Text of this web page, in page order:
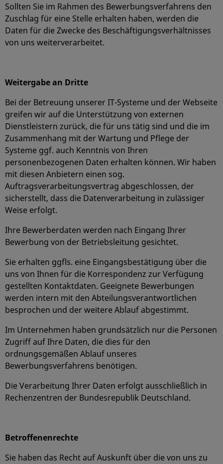
Sollten Sie im Rahmen des Bewerbungsverfahrens den
Zuschlag für eine Stelle erhalten haben, werden die
Daten für die Zwecke des Beschäftigungsverhältnisses
von uns weiterverarbeitet.
Weitergabe an Dritte
Bei der Betreuung unserer IT-Systeme und der Webseite
greifen wir auf die Unterstützung von externen
Dienstleistern zurück, die für uns tätig sind und die im
Zusammenhang mit der Wartung und Pflege der
Systeme ggf. auch Kenntnis von Ihren
personenbezogenen Daten erhalten können. Wir haben
mit diesen Anbietern einen sog.
Auftragsverarbeitungsvertrag abgeschlossen, der
sicherstellt, dass die Datenverarbeitung in zulässiger
Weise erfolgt.
Ihre Bewerberdaten werden nach Eingang Ihrer
Bewerbung von der Betriebsleitung gesichtet.
Sie erhalten ggfls. eine Eingangsbestätigung über die
uns von Ihnen für die Korrespondenz zur Verfügung
gestellten Kontaktdaten. Geeignete Bewerbungen
werden intern mit den Abteilungsverantwortlichen
besprochen und der weitere Ablauf abgestimmt.
Im Unternehmen haben grundsätzlich nur die Personen
Zugriff auf Ihre Daten, die dies für den
ordnungsgemäßen Ablauf unseres
Bewerbungsverfahrens benötigen.
Die Verarbeitung Ihrer Daten erfolgt ausschließlich in
Rechenzentren der Bundesrepublik Deutschland.
Betroffenenrechte
Sie haben das Recht auf Auskunft über die von uns zu